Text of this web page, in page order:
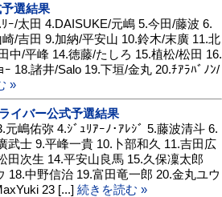
選結果
ｰ/太田 4.DAISUKE/元嶋 5.今田/藤波 6.
/吉田 9.加納/平安山 10.鈴木/末廣 11.北
中/平峰 14.徳藤/たしろ 15.植松/松田 16.
18.諸井/Salo 19.下垣/金丸 20.ﾁｱﾗﾊﾞﾉﾝ/
»
イバー公式予選結果
嶋佑弥 4.ｼﾞｭﾘｱｰﾉ･ｱﾚｼﾞ 5.藤波清斗 6.
武士 9.平峰一貴 10.卜部和久 11.吉田広
田次生 14.平安山良馬 15.久保凜太郎
18.中野信治 19.富田竜一郎 20.金丸ユウ
23 [...] 続きを読む »